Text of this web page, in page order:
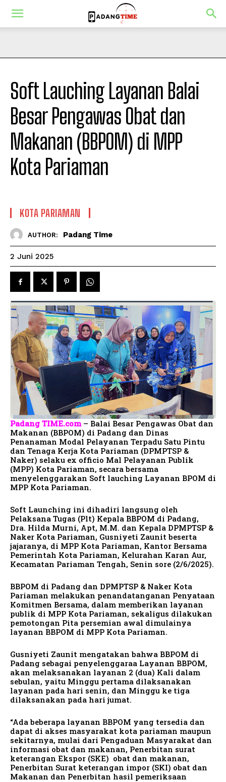
Soft Lauching Layanan Balai
Besar Pengawas Obat dan
Makanan (BBPOM) di MPP
Kota Pariaman
KOTA PARIAMAN
AUTHOR: Padang Time
2 Juni 2025
Padang TIME.com – Balai Besar Pengawas Obat dan
Makanan (BBPOM) di Padang dan Dinas
Penanaman Modal Pelayanan Terpadu Satu Pintu
dan Tenaga Kerja Kota Pariaman (DPMPTSP &
Naker) selaku ex officio Mal Pelayanan Publik
(MPP) Kota Pariaman, secara bersama
menyelenggarakan Soft lauching Layanan BPOM di
MPP Kota Pariaman.
Soft Launching ini dihadiri langsung oleh
Pelaksana Tugas (Plt) Kepala BBPOM di Padang,
Dra. Hilda Murni, Apt, M.M. dan Kepala DPMPTSP &
Naker Kota Pariaman, Gusniyeti Zaunit beserta
jajaranya, di MPP Kota Pariaman, Kantor Bersama
Pemerintah Kota Pariaman, Kelurahan Karan Aur,
Kecamatan Pariaman Tengah, Senin sore (2/6/2025).
BBPOM di Padang dan DPMPTSP & Naker Kota
Pariaman melakukan penandatanganan Penyataan
Komitmen Bersama, dalam memberikan layanan
publik di MPP Kota Pariaman, sekaligus dilakukan
pemotongan Pita persemian awal dimulainya
layanan BBPOM di MPP Kota Pariaman.
Gusniyeti Zaunit mengatakan bahwa BBPOM di
Padang sebagai penyelenggaraa Layanan BBPOM,
akan melaksanakan layanan 2 (dua) Kali dalam
sebulan, yaitu Minggu pertama dilaksanakan
layanan pada hari senin, dan Minggu ke tiga
dilaksanakan pada hari jumat.
“Ada beberapa layanan BBPOM yang tersedia dan
dapat di akses masyarakat kota pariaman maupun
sekitarnya, mulai dari Pengaduan Masyarakat dan
informasi obat dan makanan, Penerbitan surat
keterangan Ekspor (SKE) obat dan makanan,
Penerbitan Surat keterangan impor (SKI) obat dan
Makanan dan Penerbitan hasil pemeriksaan